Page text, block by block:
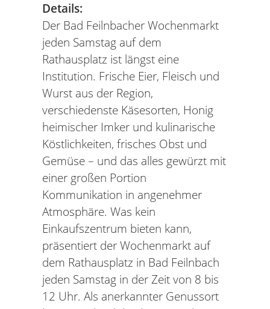
Details:
Der Bad Feilnbacher Wochenmarkt
jeden Samstag auf dem
Rathausplatz ist längst eine
Institution. Frische Eier, Fleisch und
Wurst aus der Region,
verschiedenste Käsesorten, Honig
heimischer Imker und kulinarische
Köstlichkeiten, frisches Obst und
Gemüse – und das alles gewürzt mit
einer großen Portion
Kommunikation in angenehmer
Atmosphäre. Was kein
Einkaufszentrum bieten kann,
präsentiert der Wochenmarkt auf
dem Rathausplatz in Bad Feilnbach
jeden Samstag in der Zeit von 8 bis
12 Uhr. Als anerkannter Genussort